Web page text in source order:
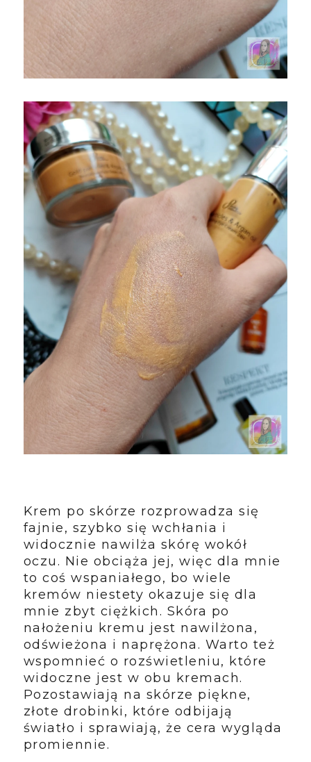
Krem po skórze rozprowadza się
fajnie, szybko się wchłania i
widocznie nawilża skórę wokół
oczu. Nie obciąża jej, więc dla mnie
to coś wspaniałego, bo wiele
kremów niestety okazuje się dla
mnie zbyt ciężkich. Skóra po
nałożeniu kremu jest nawilżona,
odświeżona i naprężona. Warto też
wspomnieć o rozświetleniu, które
widoczne jest w obu kremach.
Pozostawiają na skórze piękne,
złote drobinki, które odbijają
światło i sprawiają, że cera wygląda
promiennie.